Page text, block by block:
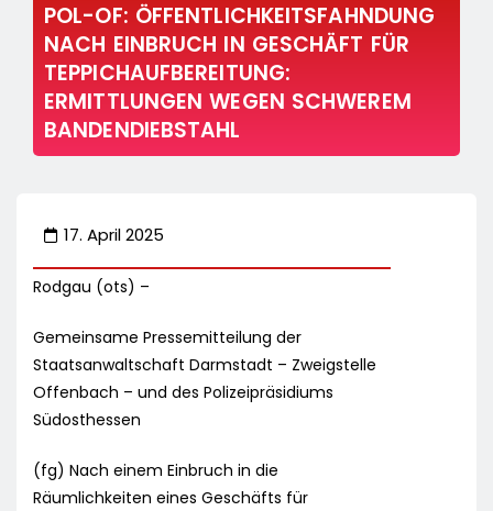
POL-OF: ÖFFENTLICHKEITSFAHNDUNG
NACH EINBRUCH IN GESCHÄFT FÜR
TEPPICHAUFBEREITUNG:
ERMITTLUNGEN WEGEN SCHWEREM
BANDENDIEBSTAHL
17. April 2025
Rodgau (ots) –
Gemeinsame Pressemitteilung der
Staatsanwaltschaft Darmstadt – Zweigstelle
Offenbach – und des Polizeipräsidiums
Südosthessen
(fg) Nach einem Einbruch in die
Räumlichkeiten eines Geschäfts für